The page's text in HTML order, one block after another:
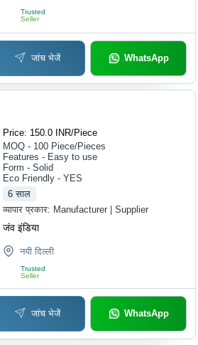
Trusted
Seller
जांच भेजें WhatsApp
Price: 150.0 INR/Piece
MOQ - 100 Piece/Pieces
Features - Easy to use
Form - Solid
Eco Friendly - YES
6 साल
व्यापार प्रकार: Manufacturer | Supplier
जंव इंडिया
नयी दिल्ली
Trusted
Seller
जांच भेजें WhatsApp